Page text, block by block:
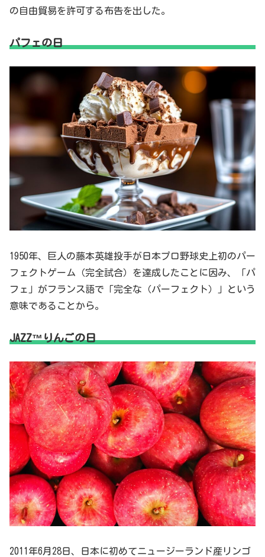
の自由貿易を許可する布告を出した。
パフェの日
1950年、巨人の藤本英雄投手が日本プロ野球史上初のパー
フェクトゲーム（完全試合）を達成したことに因み、「パ
フェ」がフランス語で「完全な（パーフェクト）」という
意味であることから。
JAZZ™りんごの日
2011年6月28日、日本に初めてニュージーランド産リンゴ